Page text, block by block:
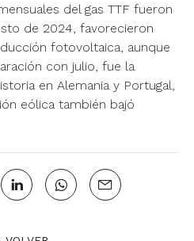
del gas TTF fueron
de 2024, favorecieron
fotovoltaica, aunque
con julio, fue la
en Alemania y Portugal,
eólica también bajó